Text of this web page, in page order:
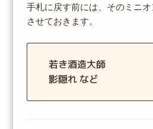
手札に戻す前には、そのミニ
させておきます。
若き酒造大師
影隠れ など